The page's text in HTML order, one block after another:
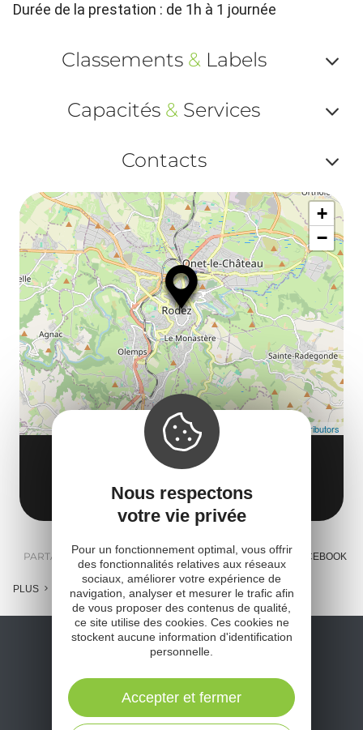
Durée de la prestation : de 1h à 1 journée
Classements &Labels
ou
Capacités & Services
ou
Contacts
ou
AIR GLOBE
12000 Rodez
Obtenir l'itinéraire
+
−
Leaflet | Map data © OpenStreetMap contributors
PARTAGER : E-MAIL MESSENGER FACEBOOK
PLUS
Nous respectons
votre vie privée
Pour un fonctionnement optimal, vous offrir
des fonctionnalités relatives aux réseaux
sociaux, améliorer votre expérience de
navigation, analyser et mesurer le trafic afin
de vous proposer des contenus de qualité,
ce site utilise des cookies. Ces cookies ne
stockent aucune information d'identification
personnelle.
Accepter et fermer